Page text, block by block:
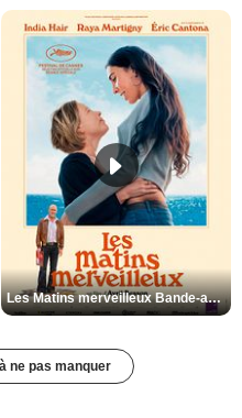
Les Matins merveilleux Bande-annonce VF
ne pas manquer